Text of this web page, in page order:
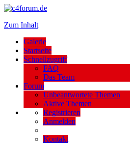
Zum Inhalt
Galerie
Startseite
Schnellzugriff
FAQ
Das Team
Forum
Unbeantwortete Themen
Aktive Themen
Registrieren
Anmelden
Kontakt